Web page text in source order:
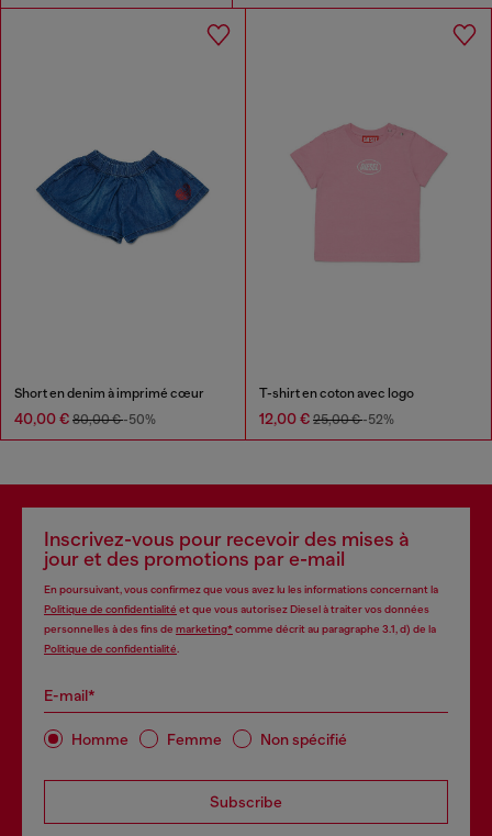
Short en denim à imprimé cœur
40,00 € 80,00 €-50%
T-shirt en coton avec logo
12,00 € 25,00 €-52%
Inscrivez-vous pour recevoir des mises à
jour et des promotions par e-mail
En poursuivant, vous confirmez que vous avez lu les informations concernant la
Politique de confidentialité et que vous autorisez Diesel à traiter vos données
personnelles à des fins de marketing*comme décrit au paragraphe 3.1, d) de la
Politique de confidentialité
E-mail*
Homme Femme Non spécifié
Subscribe